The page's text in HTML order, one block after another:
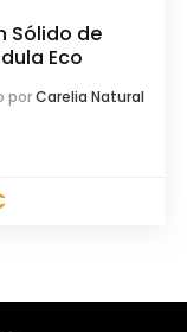
Sólido de
Eco
porCarelia Natural